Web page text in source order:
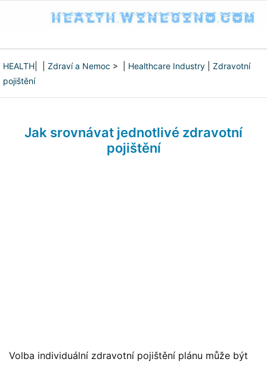
HEALTH Zdraví a Nemoc > | Healthcare Industry
Zdravotní
pojištění
Jak srovnávat jednotlivé zdravotní
pojištění
Volba individuální zdravotní pojištění plánu může být